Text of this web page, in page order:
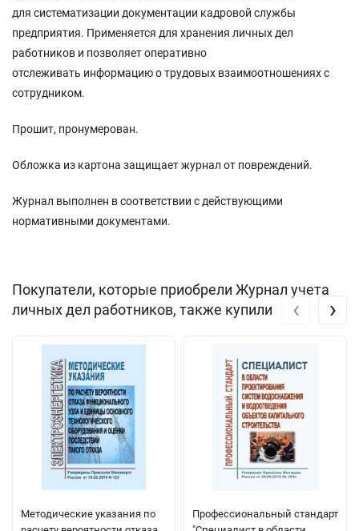
для систематизации документации кадровой службы
предприятия. Применяется для хранения личных дел
работников и позволяет оперативно
отслеживать информацию о трудовых взаимоотношениях с
сотрудником.
Прошит, пронумерован.
Обложка из картона защищает журнал от повреждений.
Журнал выполнен в соответствии с действующими
нормативными документами.
Покупатели, которые приобрели Журнал учета
личных дел работников, также купили
Методические указания по
Профессиональный стандарт
‹ ›